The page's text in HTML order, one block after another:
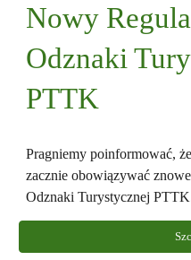
Nowy
Odznaki
PTTK
Pragniemy poinformować,
zacznie obowiązywać
Odznaki Turystycznej